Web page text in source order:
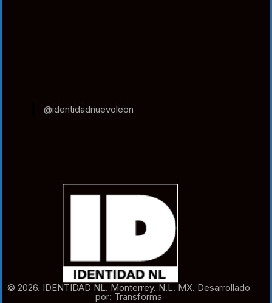
@identidadnuevoleon
© 2026. IDENTIDAD NL. Monterrey. N.L. MX. Desarrollado
por: Transforma